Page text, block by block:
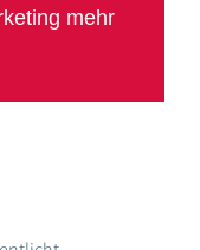
mehr